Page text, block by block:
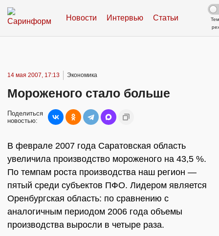
Новости Интервью Статьи
14 мая 2007, 17:13 Экономика
Мороженого стало больше
Поделиться
новостью:
В феврале 2007 года Саратовская область
увеличила производство мороженого на 43,5 %.
По темпам роста производства наш регион —
пятый среди субъектов ПФО. Лидером является
Оренбургская область: по сравнению с
аналогичным периодом 2006 года объемы
производства выросли в четыре раза.